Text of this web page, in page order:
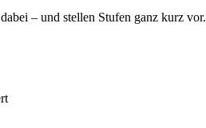
– und stellen Stufen ganz kurz vor.
für